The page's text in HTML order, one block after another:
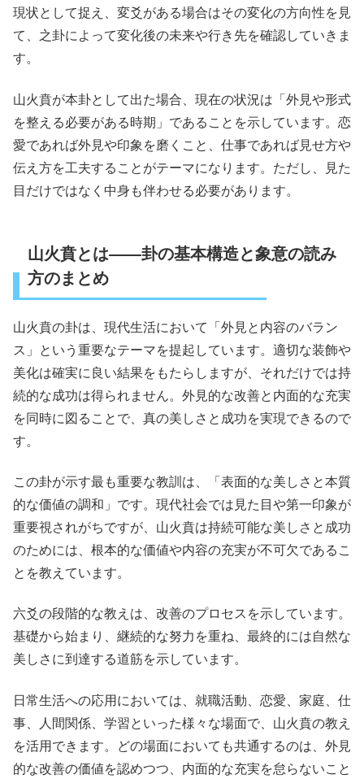
現状として捉え、変爻がある場合はその変化の方向性を見
て、之卦によって変化後の未来や行き先を確認していきま
す。
山火賁が本卦として出た場合、現在の状況は「外見や形式
を整える必要がある時期」であることを示しています。恋
愛であれば外見や印象を磨くこと、仕事であれば見せ方や
伝え方を工夫することがテーマになります。ただし、見た
目だけではなく中身も伴わせる必要があります。
山火賁とは――卦の基本構造と象意の読み
方のまとめ
山火賁の卦は、現代生活において「外見と内容のバラン
ス」という重要なテーマを提起しています。適切な装飾や
美化は確実に良い結果をもたらしますが、それだけでは持
続的な成功は得られません。外見的な改善と内面的な充実
を同時に図ることで、真の美しさと成功を実現できるので
す。
この卦が示す最も重要な教訓は、「表面的な美しさと本質
的な価値の調和」です。現代社会では見た目や第一印象が
重要視されがちですが、山火賁は持続可能な美しさと成功
のためには、根本的な価値や内容の充実が不可欠であるこ
とを教えています。
六爻の段階的な教えは、改善のプロセスを示しています。
基礎から始まり、継続的な努力を重ね、最終的には自然な
美しさに到達する道筋を示しています。
日常生活への応用においては、就職活動、恋愛、家庭、仕
事、人間関係、学習といった様々な場面で、山火賁の教え
を活用できます。どの場面においても共通するのは、外見
的な改善の価値を認めつつ、内面的な充実を怠らないこと